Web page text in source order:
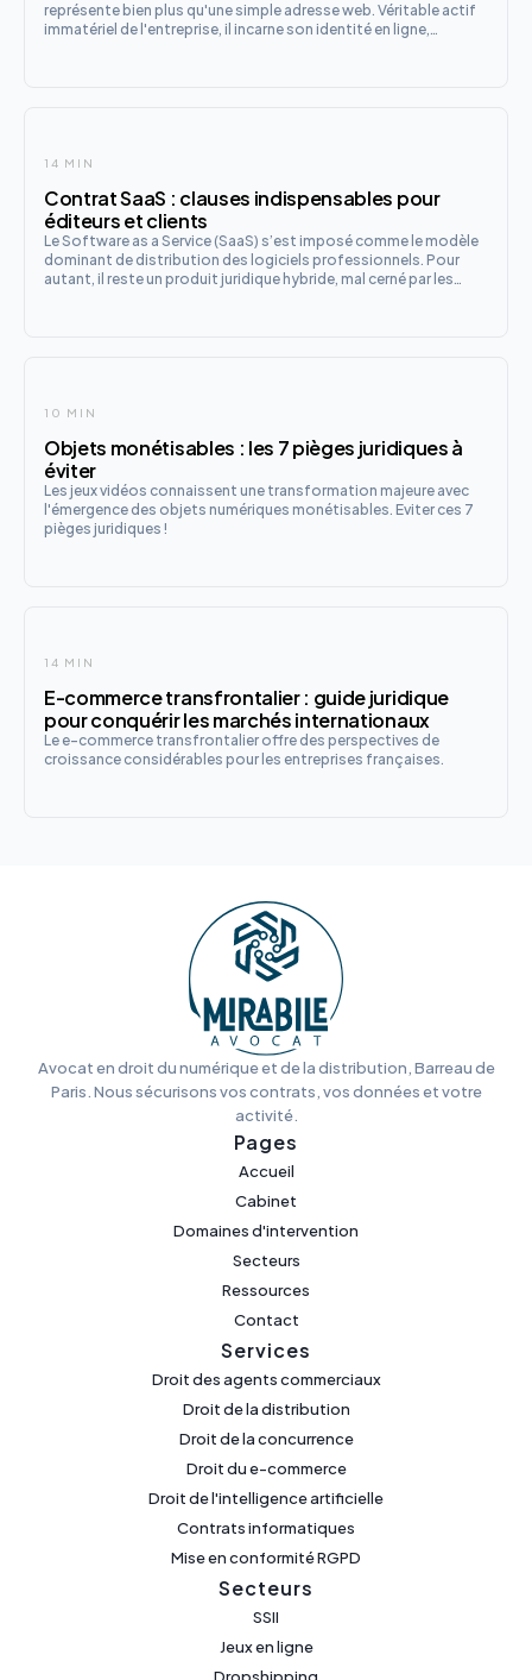
représente bien plus qu'une simple adresse web. Véritable actif
immatériel de l'entreprise, il incarne son identité en ligne,
14 MIN
Contrat SaaS : clauses indispensables pour
éditeurs et clients
Le Software as a Service (SaaS) s’est imposé comme le modèle
dominant de distribution des logiciels professionnels. Pour
autant, il reste un produit juridique hybride, mal cerné par les
10 MIN
Objets monétisables : les 7 pièges juridiques à
éviter
Les jeux vidéos connaissent une transformation majeure avec
l'émergence des objets numériques monétisables. Eviter ces 7
pièges juridiques !
14 MIN
E-commerce transfrontalier : guide juridique
pour conquérir les marchés internationaux
Le e-commerce transfrontalier offre des perspectives de
croissance considérables pour les entreprises françaises.
Avocat en droit du numérique et de la distribution, Barreau de
Paris. Nous sécurisons vos contrats, vos données et votre
activité.
Pages
Accueil
Cabinet
Domaines d'intervention
Secteurs
Ressources
Contact
Services
Droit des agents commerciaux
Droit de la distribution
Droit de la concurrence
Droit du e-commerce
Droit de l'intelligence artificielle
Contrats informatiques
Mise en conformité RGPD
Secteurs
SSII
Jeux en ligne